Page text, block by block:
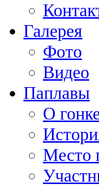
Галерея
Фото
Видео
Паплавы
О
Место